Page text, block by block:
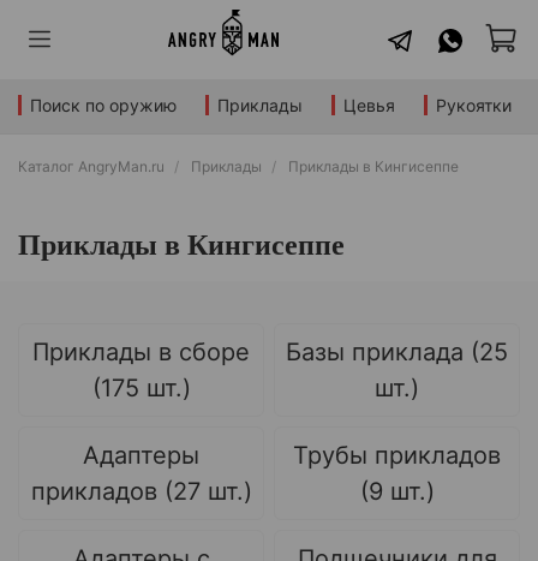
Поиск по оружию Приклады Цевья Рукоятки
Каталог AngryMan.ru Приклады Приклады в Кингисеппе
Приклады в Кингисеппе
Приклады в сборе
(175 шт.)
Базы приклада (25
шт.)
Адаптеры
прикладов (27 шт.)
Трубы прикладов
(9 шт.)